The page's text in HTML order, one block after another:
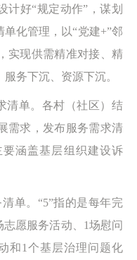
计好“规定动作”，谋划
化管理，以“党建+”邻
实现供需精准对接、精
务下沉、资源下沉。
清单。各村（社区）结
需求，发布服务需求清
涵盖基层组织建设诉
单。“5”指的是每年完
志愿服务活动、1场慰问
和1个基层治理问题化